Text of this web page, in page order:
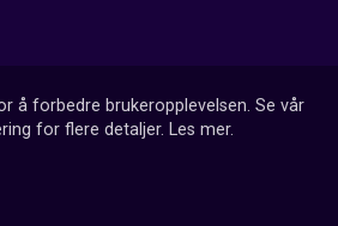
å forbedre brukeropplevelsen. Se vår
for flere detaljer. Les mer.